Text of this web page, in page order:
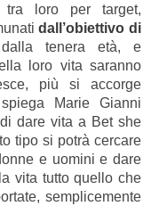
tra loro per target,
dall’obiettivo di
tenera età, e
loro vita saranno
più si accorge
Marie Gianni
dare vita a Bet she
tipo si potrà cercare
e uomini e dare
vita tutto quello che
semplicemente